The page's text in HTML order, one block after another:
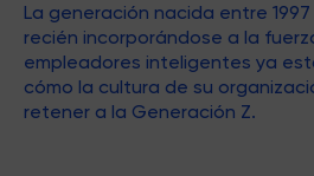
La generación nacida entre
recién incorporándose a la
empleadores inteligentes ya
cómo la cultura de su
retener a la Generación Z.